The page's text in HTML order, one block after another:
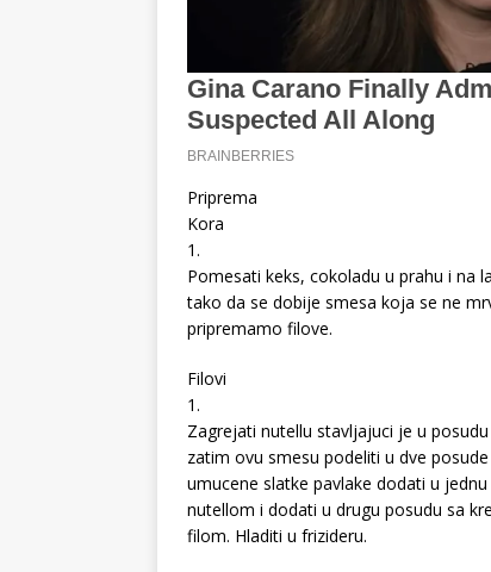
Priprema
Kora
1.
Pomesati keks, cokoladu u prahu i
tako da se dobije smesa koja se ne
pripremamo filove.
Filovi
1.
Zagrejati nutellu stavljajuci je u
zatim ovu smesu podeliti u dve
umucene slatke pavlake dodati u
nutellom i dodati u drugu posudu sa
filom. Hladiti u frizideru.